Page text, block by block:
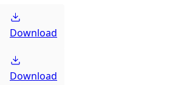
Download
Download